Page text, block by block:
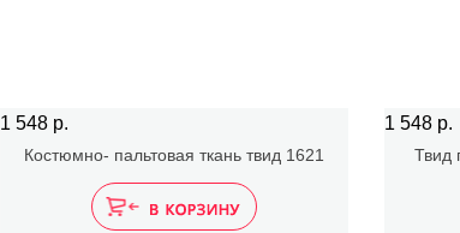
1 548 р.
Костюмно- пальтовая ткань твид 1621
1 548 р.
Твид